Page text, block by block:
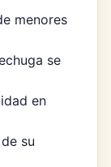
menores
se
en
su